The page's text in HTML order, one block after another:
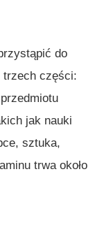
do
trzech części:
jak nauki
sztuka,
trwa około